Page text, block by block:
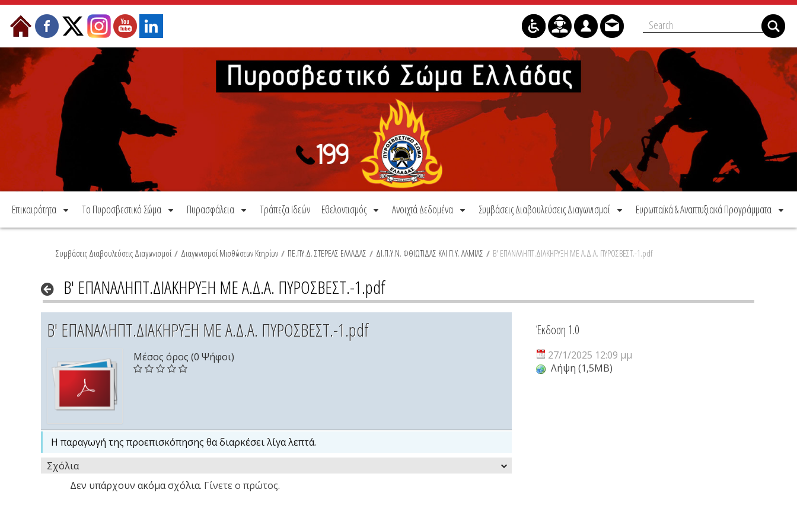
Μετάβαση στο περιεχόμενο
Επικαιρότητα Το Πυροσβεστικό Σώμα Πυρασφάλεια Τράπεζα Ιδεών Εθελοντισμός Ανοιχτά Δεδομένα Συμβάσεις Διαβουλεύσεις Διαγωνισμοί Ευρωπαϊκά & Αναπτυξιακά Προγράμματα
Συμβάσεις Διαβουλεύσεις Διαγωνισμοί / Διαγωνισμοί Μισθώσεων Κτηρίων / ΠΕ.ΠΥ.Δ. ΣΤΕΡΕΑΣ ΕΛΛΑΔΑΣ / ΔΙ.Π.Υ.Ν. ΦΘΙΩΤΙΔΑΣ ΚΑΙ Π.Υ. ΛΑΜΙΑΣ / Β' ΕΠΑΝΑΛΗΠΤ.ΔΙΑΚΗΡΥΞΗ ΜΕ Α.Δ.Α. ΠΥΡΟΣΒΕΣΤ.-1.pdf
Β' ΕΠΑΝΑΛΗΠΤ.ΔΙΑΚΗΡΥΞΗ ΜΕ Α.Δ.Α. ΠΥΡΟΣΒΕΣΤ.-1.pdf
Β' ΕΠΑΝΑΛΗΠΤ.ΔΙΑΚΗΡΥΞΗ ΜΕ Α.Δ.Α. ΠΥΡΟΣΒΕΣΤ.-1.pdf
Μέσος όρος (0 Ψήφοι)
Η παραγωγή της προεπισκόπησης θα διαρκέσει λίγα λεπτά.
Σχόλια
Δεν υπάρχουν ακόμα σχόλια. Γίνετε ο πρώτος.
Έκδοση 1.0
27/1/2025 12:09 μμ
Λήψη (1,5MB)